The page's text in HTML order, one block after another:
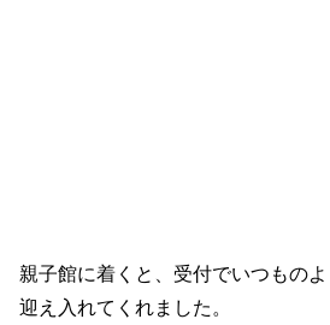
親子館に着くと、受付でいつもの
迎え入れてくれました。